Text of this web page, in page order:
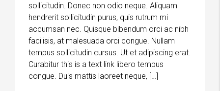
sollicitudin. Donec non odio neque. Aliquam
hendrerit sollicitudin purus, quis rutrum mi
accumsan nec. Quisque bibendum orci ac nibh
facilisis, at malesuada orci congue. Nullam
tempus sollicitudin cursus. Ut et adipiscing erat.
Curabitur this is a text link libero tempus
congue. Duis mattis laoreet neque, […]